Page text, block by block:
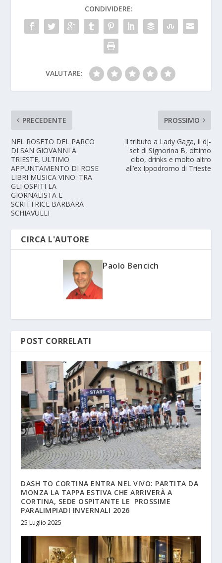
CONDIVIDERE:
VALUTARE:
PRECEDENTE
NEL ROSETO DEL PARCO
DI SAN GIOVANNI A
TRIESTE, ULTIMO
APPUNTAMENTO DI ROSE
LIBRI MUSICA VINO: TRA
GLI OSPITI LA
GIORNALISTA E
SCRITTRICE BARBARA
SCHIAVULLI
PROSSIMO
Il tributo a Lady Gaga, il dj-
set di Signorina B, ottimo
cibo, drinks e molto altro
all’ex Ippodromo di Trieste
CIRCA L'AUTORE
Paolo Bencich
POST CORRELATI
DASH TO CORTINA ENTRA NEL VIVO: PARTITA DA
MONZA LA TAPPA ESTIVA CHE ARRIVERÀ A
CORTINA, SEDE OSPITANTE LE PROSSIME
PARALIMPIADI INVERNALI 2026
25 Luglio 2025